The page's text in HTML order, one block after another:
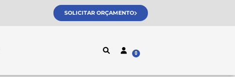
SOLICITAR ORÇAMENTO